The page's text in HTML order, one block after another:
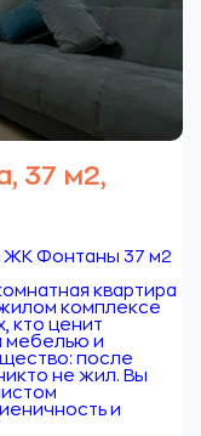
37 м2,
ЖК Фонтаны 37 м2
квартира
комплексе
кто ценит
мебелью и
после
не жил. Вы
и